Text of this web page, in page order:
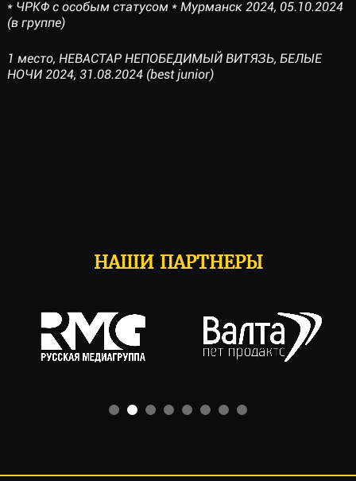
* ЧРКФ с особым статусом * Мурманск 2024, 05.10.2024
(в группе)
1 место, НЕВАСТАР НЕПОБЕДИМЫЙ ВИТЯЗЬ, БЕЛЫЕ
НОЧИ 2024, 31.08.2024 (best junior)
НАШИ ПАРТНЕРЫ